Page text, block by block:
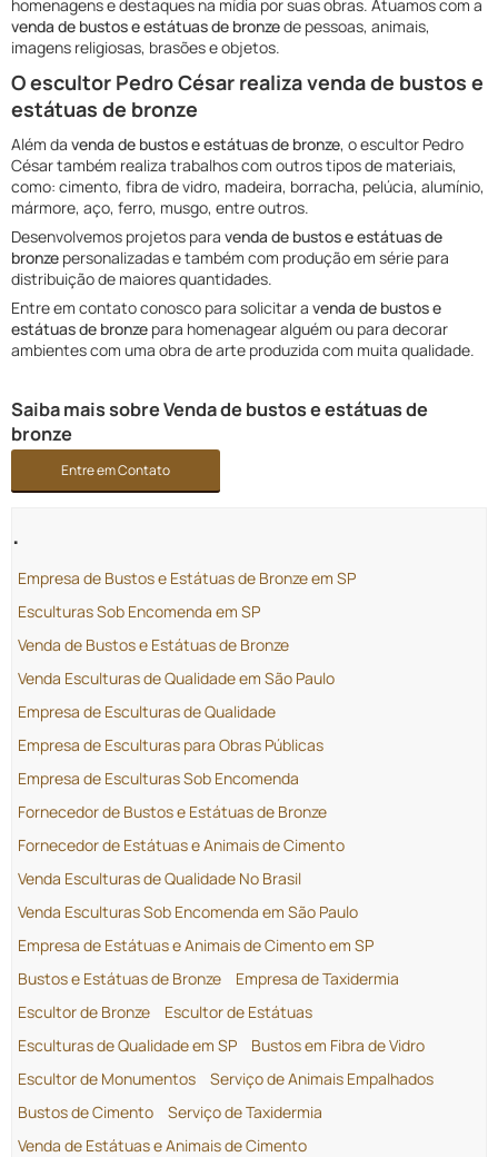
homenagens e destaques na mídia por suas obras. Atuamos com a
venda de bustos e estátuas de bronzede pessoas, animais,
imagens religiosas, brasões e objetos.
O escultor Pedro César realiza venda de bustos e
estátuas de bronze
Além da venda de bustos e estátuas de bronze, o escultor Pedro
César também realiza trabalhos com outros tipos de materiais,
como: cimento, fibra de vidro, madeira, borracha, pelúcia, alumínio,
mármore, aço, ferro, musgo, entre outros.
Desenvolvemos projetos para venda de bustos e estátuas de
bronze personalizadas e também com produção em série para
distribuição de maiores quantidades.
Entre em contato conosco para solicitar a venda de bustos e
estátuas de bronze para homenagear alguém ou para decorar
ambientes com uma obra de arte produzida com muita qualidade.
Saiba mais sobre Venda de bustos e estátuas de
bronze
Entre em Contato
.
Empresa de Bustos e Estátuas de Bronze em SP
Esculturas Sob Encomenda em SP
Venda de Bustos e Estátuas de Bronze
Venda Esculturas de Qualidade em São Paulo
Empresa de Esculturas de Qualidade
Empresa de Esculturas para Obras Públicas
Empresa de Esculturas Sob Encomenda
Fornecedor de Bustos e Estátuas de Bronze
Fornecedor de Estátuas e Animais de Cimento
Venda Esculturas de Qualidade No Brasil
Venda Esculturas Sob Encomenda em São Paulo
Empresa de Estátuas e Animais de Cimento em SP
Bustos e Estátuas de Bronze
Empresa de Taxidermia
Escultor de Bronze
Escultor de Estátuas
Esculturas de Qualidade em SP
Bustos em Fibra de Vidro
Escultor de Monumentos
Serviço de Animais Empalhados
Bustos de Cimento
Serviço de Taxidermia
Venda de Estátuas e Animais de Cimento